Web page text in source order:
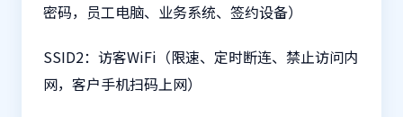
密码，员工电脑、业务系统、签约设备）
SSID2：访客WiFi（限速、定时断连、禁止访问内
网，客户手机扫码上网）